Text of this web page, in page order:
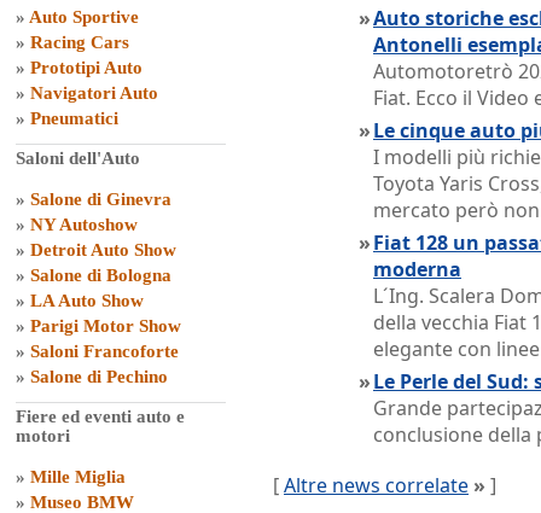
» Auto Sportive
» Racing Cars
» Prototipi Auto
» Navigatori Auto
» Pneumatici
Saloni dell'Auto
» Salone di Ginevra
» NY Autoshow
» Detroit Auto Show
» Salone di Bologna
» LA Auto Show
» Parigi Motor Show
» Saloni Francoforte
» Salone di Pechino
Fiere ed eventi auto e
motori
» Mille Miglia
» Museo BMW
»Auto storiche
Antonelli
Automotoretrò
Fiat. Ecco il
»Le cinque auto
I modelli più
Toyota Yaris
mercato però
»Fiat 128 un
moderna
L´Ing. Scalera
della vecchia Fiat
elegante con
»Le Perle del
Grande
conclusione della
[Altre news correlate » ]